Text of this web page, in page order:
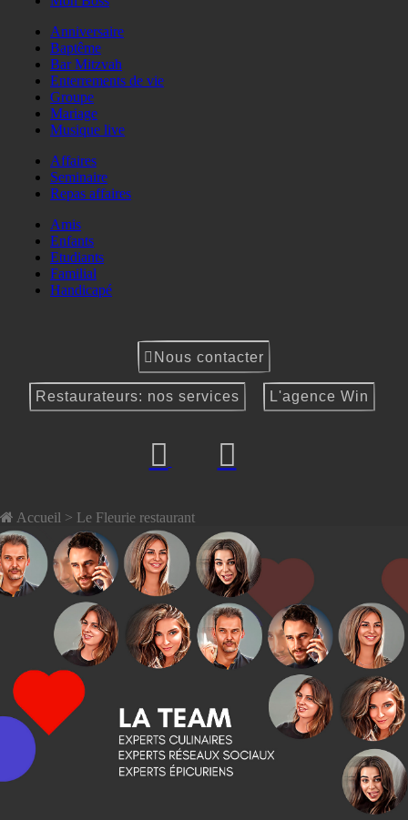
Anniversaire
Baptême
Bar Mitzvah
Enterrements de vie
Groupe
Mariage
Musique live
Affaires
Seminaire
Repas affaires
Amis
Enfants
Etudiants
Familial
Handicapé
Nous contacter
Restaurateurs: nos services L'agence Win
Accueil > Le Fleurie restaurant